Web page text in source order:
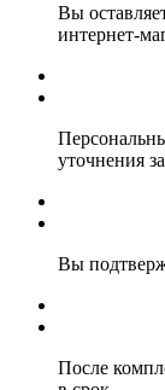
Вы
интернет-
уточнения
Вы
После